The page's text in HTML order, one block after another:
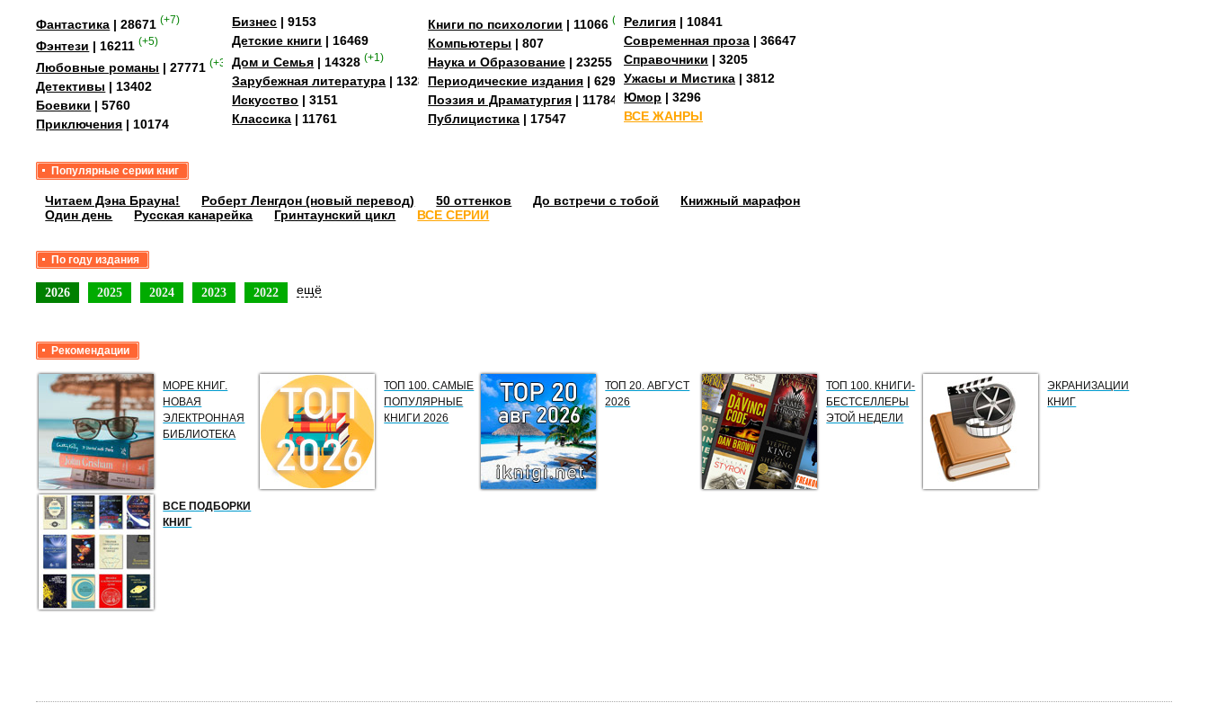
Фантастика | 28671 (+7)
Фэнтези | 16211 (+5)
Любовные романы | 27771 (+35)
Детективы | 13402
Боевики | 5760
Приключения | 10174
Бизнес | 9153
Детские книги | 16469
Дом и Семья | 14328 (+1)
Зарубежная литература | 13288
Искусство | 3151
Классика | 11761
Книги по психологии | 11066 (+3)
Компьютеры | 807
Наука и Образование | 23255
Периодические издания | 629
Поэзия и Драматургия | 11784
Публицистика | 17547
Религия | 10841
Современная проза | 36647
Справочники | 3205
Ужасы и Мистика | 3812
Юмор | 3296
ВСЕ ЖАНРЫ
Популярные серии книг
Читаем Дэна Брауна! Роберт Ленгдон (новый перевод) 50 оттенков До встречи с тобой
Книжный марафон
Один день
Русская канарейка Гринтаунский цикл ВСЕ СЕРИИ
По году издания
2026 2025 2024 2023 2022 ещё
Рекомендации
МОРЕ КНИГ.
НОВАЯ
ЭЛЕКТРОННАЯ
БИБЛИОТЕКА
ТОП 100. САМЫЕ
ПОПУЛЯРНЫЕ
КНИГИ 2026
ТОП 20. АВГУСТ
2026
ТОП 100. КНИГИ-
БЕСТСЕЛЛЕРЫ
ЭТОЙ НЕДЕЛИ
ЭКРАНИЗАЦИИ
КНИГ
ВСЕ ПОДБОРКИ
КНИГ